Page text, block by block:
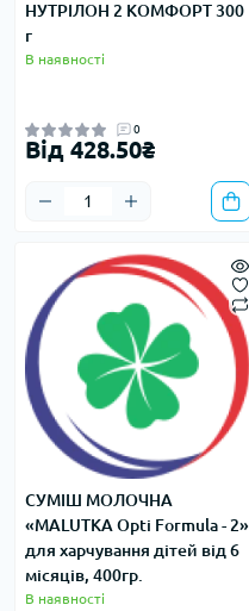
НУТРІЛОН 2 КОМФОРТ 300
г
В наявності
0
Від 428.50₴
СУМІШ МОЛОЧНА
«MALUTKA Opti Formula - 2»
для харчування дітей від 6
місяців, 400гр.
В наявності